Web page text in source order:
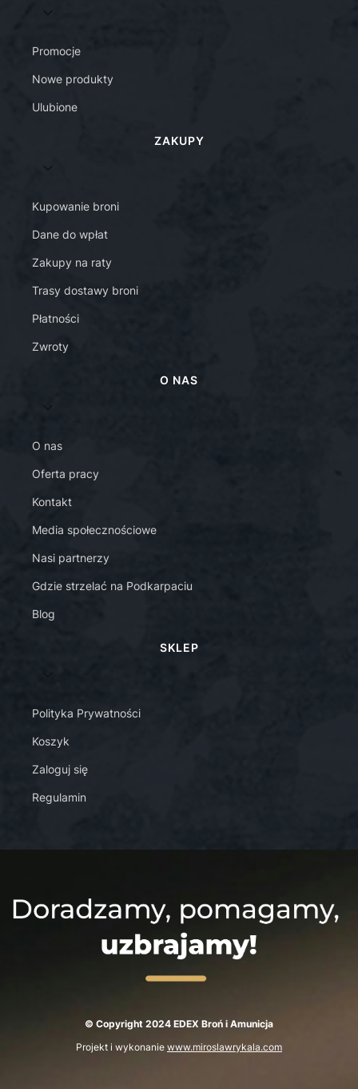
Promocje
Nowe produkty
Ulubione
ZAKUPY
Kupowanie broni
Dane do wpłat
Zakupy na raty
Trasy dostawy broni
Płatności
Zwroty
O NAS
O nas
Oferta pracy
Kontakt
Media społecznościowe
Nasi partnerzy
Gdzie strzelać na Podkarpaciu
Blog
SKLEP
Polityka Prywatności
Koszyk
Zaloguj się
Regulamin
© Copyright 2024 EDEX Broń i Amunicja
Projekt i wykonanie www.miroslawrykala.com